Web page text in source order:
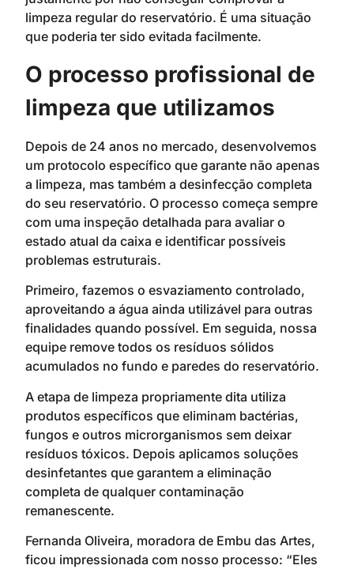
limpeza regular do reservatório. É uma situação
que poderia ter sido evitada facilmente.
O processo profissional de
limpeza que utilizamos
Depois de 24 anos no mercado, desenvolvemos
um protocolo específico que garante não apenas
a limpeza, mas também a desinfecção completa
do seu reservatório. O processo começa sempre
com uma inspeção detalhada para avaliar o
estado atual da caixa e identificar possíveis
problemas estruturais.
Primeiro, fazemos o esvaziamento controlado,
aproveitando a água ainda utilizável para outras
finalidades quando possível. Em seguida, nossa
equipe remove todos os resíduos sólidos
acumulados no fundo e paredes do reservatório.
A etapa de limpeza propriamente dita utiliza
produtos específicos que eliminam bactérias,
fungos e outros microrganismos sem deixar
resíduos tóxicos. Depois aplicamos soluções
desinfetantes que garantem a eliminação
completa de qualquer contaminação
remanescente.
Fernanda Oliveira, moradora de Embu das Artes,
ficou impressionada com nosso processo: “Eles